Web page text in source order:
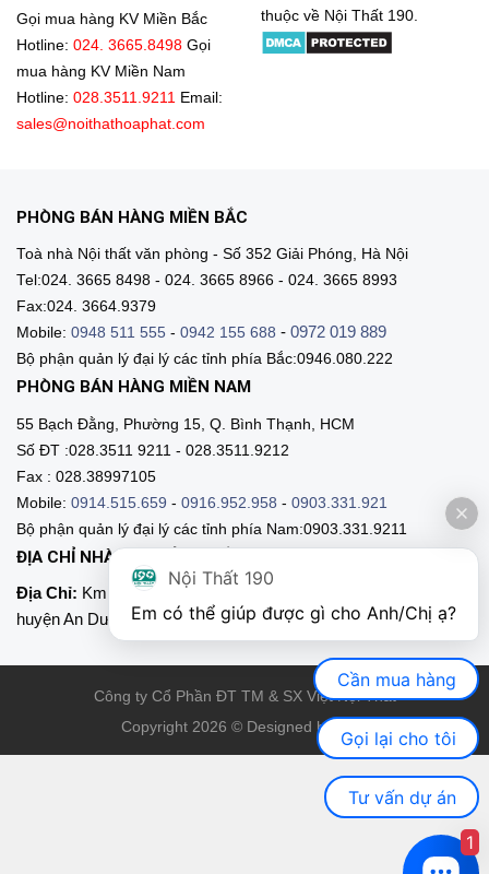
Gọi mua hàng KV Miền Bắc
Hotline: 024. 3665.8498 Gọi
mua hàng KV Miền Nam
Hotline: 028.3511.9211 Email:
sales@noithathoaphat.com
thuộc về Nội Thất 190.
PHÒNG BÁN HÀNG MIỀN BẮC
Toà nhà Nội thất văn phòng - Số 352 Giải Phóng, Hà Nội
Tel:024. 3665 8498 - 024. 3665 8966 - 024. 3665 8993
Fax:024. 3664.9379
Mobile: 0948 511 555 - 0942 155 688 - 0972 019 889
Bộ phận quản lý đại lý các tỉnh phía Bắc:0946.080.222
PHÒNG BÁN HÀNG MIỀN NAM
55 Bạch Đằng, Phường 15, Q. Bình Thạnh, HCM
Số ĐT :028.3511 9211 - 028.3511.9212
Fax : 028.38997105
Mobile: 0914.515.659 - 0916.952.958 - 0903.331.921
Bộ phận quản lý đại lý các tỉnh phía Nam:0903.331.9211
ĐỊA CHỈ NHÀ MÁY SẢN XUẤT
Địa Chỉ: Km 89, Quốc lộ 5 , Thôn Mỹ Tranh, xã Nam Sơn,
huyện An Dương, Hải Phòng
Công ty Cổ Phần ĐT TM & SX Việt Nội Thất
Copyright 2026 © Designed by VNT
Nội Thất 190
Cần mua hàng
Gọi lại cho tôi
Tư vấn dự án
1